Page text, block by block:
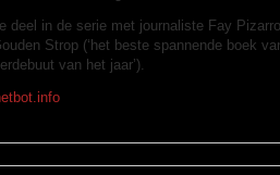
deel in de serie met journaliste Fay
Strop (‘het beste spannende boek
van het jaar’).